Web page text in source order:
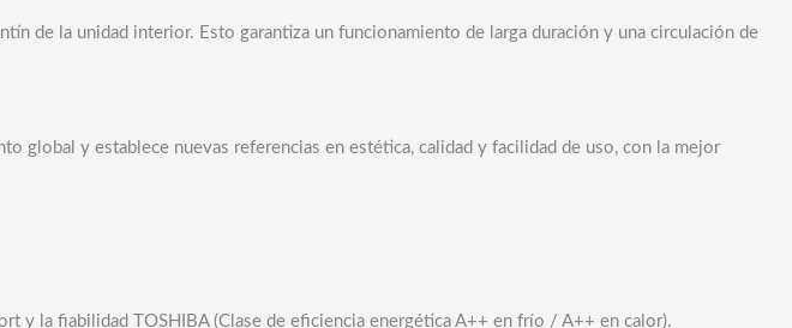
de la unidad interior. Esto garantiza un funcionamiento de larga duración y una circulación de
global y establece nuevas referencias en estética, calidad y facilidad de uso, con la mejor
y la fiabilidad TOSHIBA (Clase de eficiencia energética A++ en frío / A++ en calor).